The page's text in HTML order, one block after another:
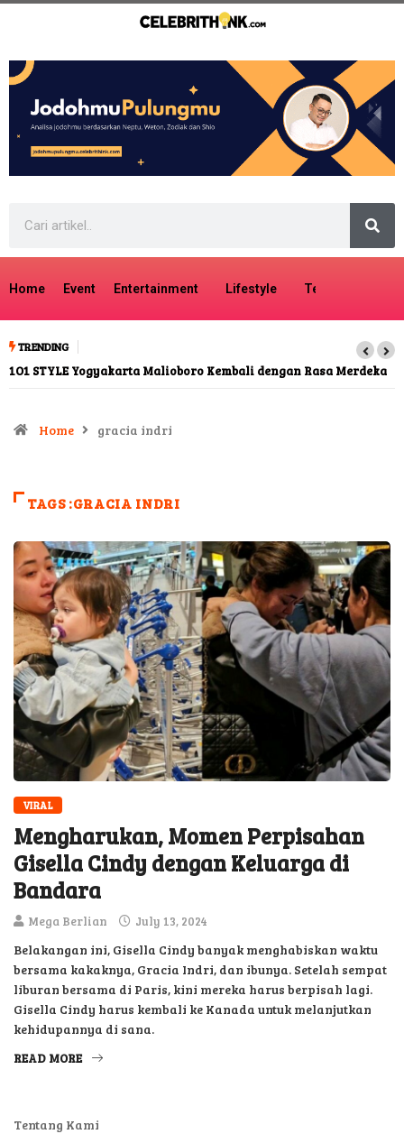
Home Event Entertainment Lifestyle Tech
TRENDING
STYLE Yogyakarta Malioboro Kembali dengan Rasa MerdekaAda
Home gracia indri
TAGS :GRACIA INDRI
VIRAL
Mengharukan, Momen Perpisahan
Gisella Cindy dengan Keluarga di
Bandara
Mega Berlian July 13, 2024
Belakangan ini, Gisella Cindy banyak menghabiskan waktu
bersama kakaknya, Gracia Indri, dan ibunya. Setelah sempat
liburan bersama di Paris, kini mereka harus berpisah lagi.
Gisella Cindy harus kembali ke Kanada untuk melanjutkan
kehidupannya di sana.
READ MORE
Tentang Kami